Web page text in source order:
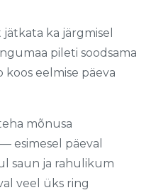
ka järgmisel
pileti soodsama
eelmise päeva
mõnusa
esimesel päeval
saun ja rahulikum
veel üks ring